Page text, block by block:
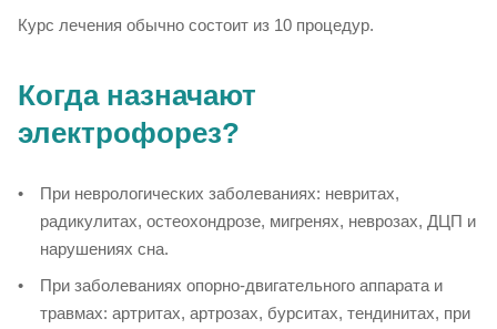
Курс лечения обычно состоит из 10 процедур.
Когда назначают
электрофорез?
При неврологических заболеваниях: невритах,
радикулитах, остеохондрозе, мигренях, неврозах, ДЦП и
нарушениях сна.
При заболеваниях опорно-двигательного аппарата и
травмах: артритах, артрозах, бурситах, тендинитах, при